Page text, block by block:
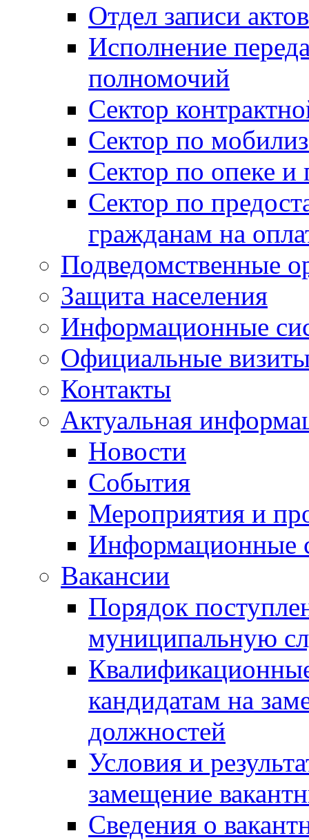
Отдел записи
Исполнение
полномочий
Сектор
Сектор по
Сектор по опеке и
Сектор по
гражданам на
Подведомственные
Защита населения
Информационные
Официальные
Контакты
Актуальная
Новости
События
Мероприятия и
Информационные
Вакансии
Порядок
муниципальную
кандидатам на
должностей
Условия и
замещение
Сведения о